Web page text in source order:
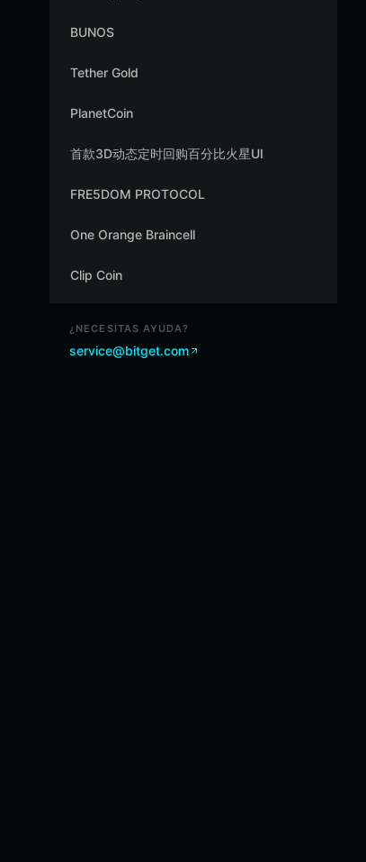
BUNOS
Tether Gold
PlanetCoin
首款3D动态定时回购百分比火星UI
FRE5DOM PROTOCOL
One Orange Braincell
Clip Coin
¿NECESITAS AYUDA?
service@bitget.com